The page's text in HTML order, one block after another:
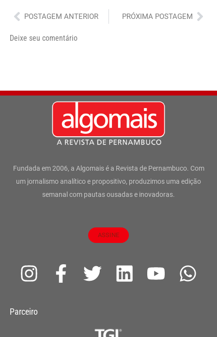
Anterior
POSTAGEM ANTERIOR PRÓXIMA POSTAGEM
Deixe seu comentário
Fundada em 2006, a Algomais é a Revista de Pernambuco. Com
um jornalismo analítico e propositivo, produzimos uma edição
semanal com pautas ousadas e inovadoras.
ASSINE
I
s
F
a
T
t
L
Y
W
Parceiro